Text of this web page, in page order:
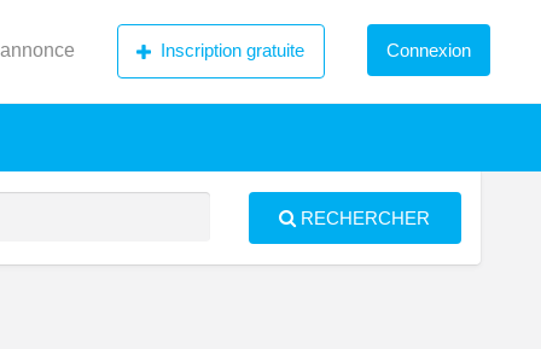
Inscription gratuite Connexion
RECHERCHER